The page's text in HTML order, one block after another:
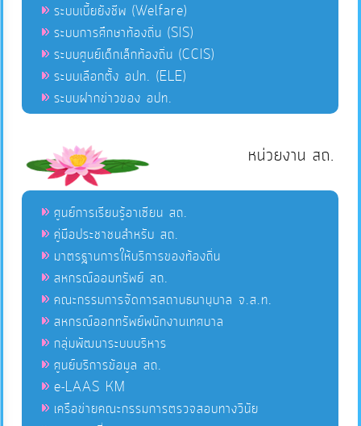
ระบบเบี้ยยังชีพ (Welfare)
ระบบการศึกษาท้องถิ่น (SIS)
ระบบศูนย์เด็กเล็กท้องถิ่น (CCIS)
ระบบเลือกตั้ง อปท. (ELE)
ระบบฝากข่าวของ อปท.
หน่วยงาน สถ.
ศูนย์การเรียนรู้อาเซียน สถ.
คู่มือประชาชนสำหรับ สถ.
มาตรฐานการให้บริการของท้องถิ่น
สหกรณ์ออมทรัพย์ สถ.
คณะกรรมการจัดการสถานธนานุบาล จ.ส.ท.
สหกรณ์ออกทรัพย์พนักงานเทศบาล
กลุ่มพัฒนาระบบบริหาร
ศูนย์บริการข้อมูล สถ.
e-LAAS KM
เครือข่ายคณะกรรมการตรวจสอบทางวินัย